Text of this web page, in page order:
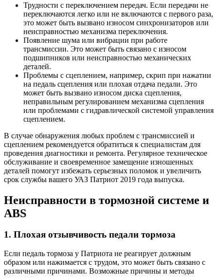
Трудности с переключением передач. Если передачи не
переключаются легко или не включаются с первого раза,
это может быть вызвано износом синхронизаторов или
неисправностью механизма переключения.
Появление шума или вибрации при работе
трансмиссии. Это может быть связано с износом
подшипников или неисправностью механических
деталей.
Проблемы с сцеплением, например, скрип при нажатии
на педаль сцепления или плохая отдача педали. Это
может быть вызвано износом диска сцепления,
неправильным регулированием механизма сцепления
или проблемами с гидравлической системой управления
сцеплением.
В случае обнаружения любых проблем с трансмиссией и
сцеплением рекомендуется обратиться к специалистам для
проведения диагностики и ремонта. Регулярное техническое
обслуживание и своевременное замещение изношенных
деталей помогут избежать серьезных поломок и увеличить
срок службы вашего УАЗ Патриот 2019 года выпуска.
Неисправности в тормозной системе и
ABS
1. Плохая отзывчивость педали тормоза
Если педаль тормоза у Патриота не реагирует должным
образом или нажимается с трудом, это может быть связано с
различными причинами. Возможные причины и методы